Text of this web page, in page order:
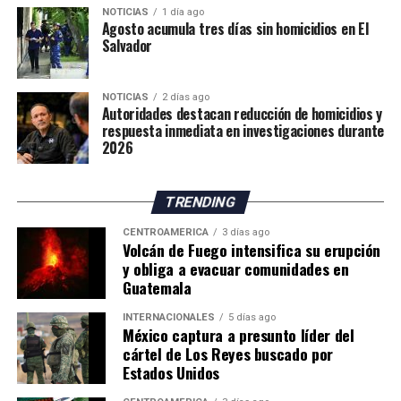
estratégica la ampliación de sus fuentes de
abastecimiento hídrico.
condiciones representan un riesgo para su integridad.
Hasta el momento, las autoridades no han informado el
número de personas trasladadas a los albergues.
Por su parte, el Instituto Nacional de Sismología,
Vulcanología, Meteorología e Hidrología (Insivumeh)
señaló en su más reciente reporte que el volcán
continúa en la fase más intensa de la erupción y advirtió
incandescente que descienden por los flancos sureste,
suroeste y sur.
El organismo científico indicó que el aumento en el
número y tamaño de estos flujos de lava representa
actualmente la principal amenaza para las comunidades
asentadas en las cercanías del volcán, por lo que
mantiene un monitoreo permanente de la actividad.
NOTICIAS 1 día ago
Agosto acumula tres días sin homicidios en El
Salvador
NOTICIAS 2 días ago
Autoridades destacan reducción de homicidios y
respuesta inmediata en investigaciones durante
2026
TRENDING
CENTROAMÉRICA 3 días ago
Volcán de Fuego intensifica su erupción
y obliga a evacuar comunidades en
Guatemala
INTERNACIONALES 5 días ago
México captura a presunto líder del
cártel de Los Reyes buscado por
Estados Unidos